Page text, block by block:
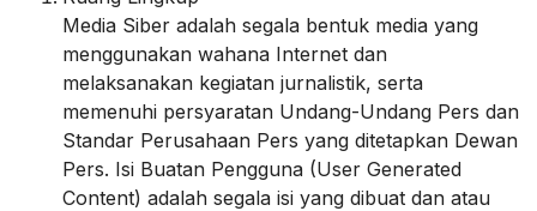
Media Siber adalah segala bentuk media yang
menggunakan wahana Internet dan
melaksanakan kegiatan jurnalistik, serta
memenuhi persyaratan Undang-Undang Pers dan
Standar Perusahaan Pers yang ditetapkan Dewan
Pers. Isi Buatan Pengguna (User Generated
Content) adalah segala isi yang dibuat dan atau